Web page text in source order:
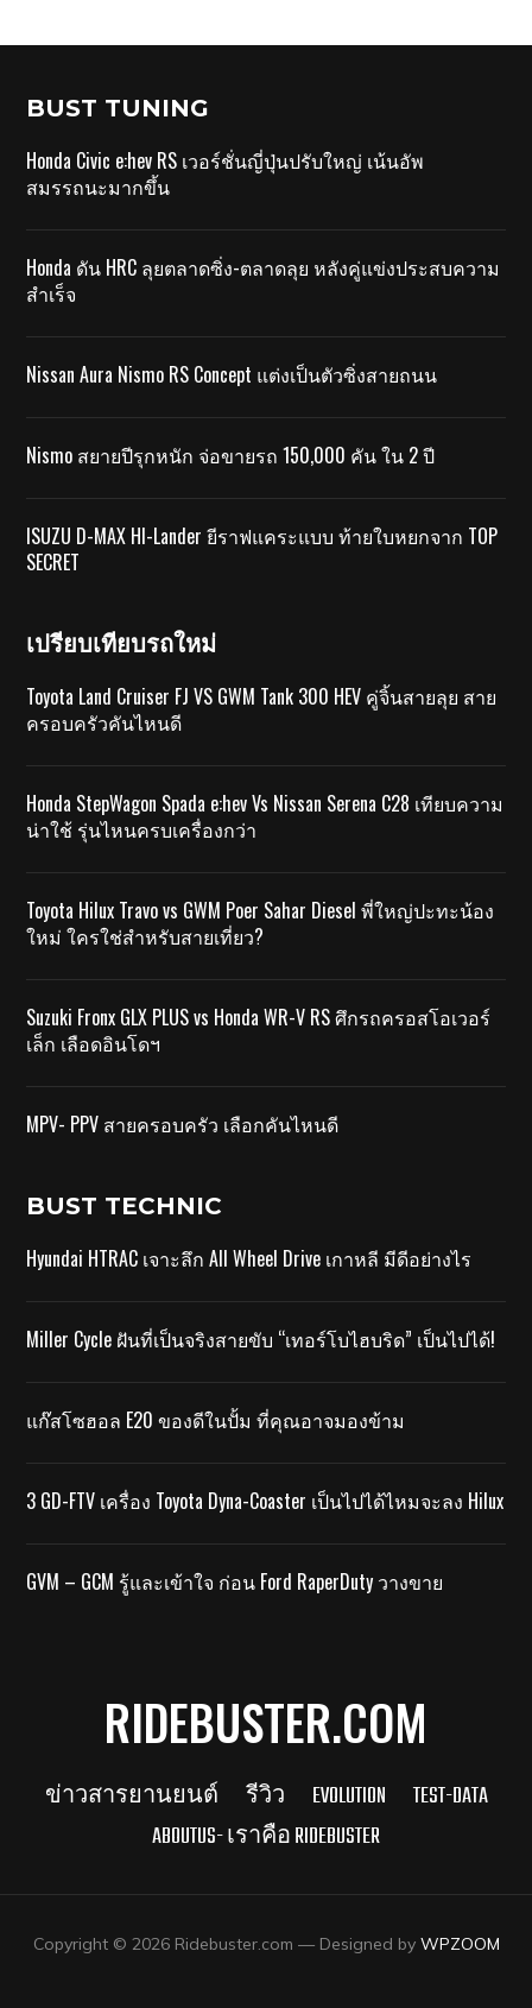
BUST TUNING
Honda Civic e:hev RS เวอร์ชั่นญี่ปุ่นปรับใหญ่ เน้นอัพ
สมรรถนะมากขึ้น
Honda ดัน HRC ลุยตลาดซิ่ง-ตลาดลุย หลังคู่แข่งประสบความ
สำเร็จ
Nissan Aura Nismo RS Concept แต่งเป็นตัวซิ่งสายถนน
Nismo สยายปีรุกหนัก จ่อขายรถ 150,000 คัน ใน 2 ปี
ISUZU D-MAX HI-Lander ยีราฟแคระแบบ ท้ายใบหยกจาก TOP
SECRET
เปรียบเทียบรถใหม่
Toyota Land Cruiser FJ VS GWM Tank 300 HEV คู่จิ้นสายลุย สาย
ครอบครัวคันไหนดี
Honda StepWagon Spada e:hev Vs Nissan Serena C28 เทียบความ
น่าใช้ รุ่นไหนครบเครื่องกว่า
Toyota Hilux Travo vs GWM Poer Sahar Diesel พี่ใหญ่ปะทะน้อง
ใหม่ ใครใช่สำหรับสายเที่ยว?
Suzuki Fronx GLX PLUS vs Honda WR-V RS ศึกรถครอสโอเวอร์
เล็ก เลือดอินโดฯ
MPV- PPV สายครอบครัว เลือกคันไหนดี
BUST TECHNIC
Hyundai HTRAC เจาะลึก All Wheel Drive เกาหลี มีดีอย่างไร
Miller Cycle ฝันที่เป็นจริงสายขับ “เทอร์โบไฮบริด” เป็นไปได้!
แก๊สโซฮอล E20 ของดีในปั้ม ที่คุณอาจมองข้าม
3 GD-FTV เครื่อง Toyota Dyna-Coaster เป็นไปได้ไหมจะลง Hilux
GVM – GCM รู้และเข้าใจ ก่อน Ford RaperDuty วางขาย
RIDEBUSTER.COM
ข่าวสารยานยนต์ รีวิว EVOLUTION
TEST-DATA
ABOUTUS- เราคือ RIDEBUSTER
Copyright © 2026 Ridebuster.com — Designed by WPZOOM